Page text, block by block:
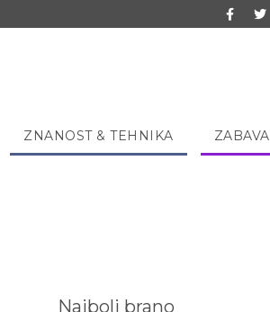
ZNANOST & TEHNIKA ZABAVA
Najbolj brano